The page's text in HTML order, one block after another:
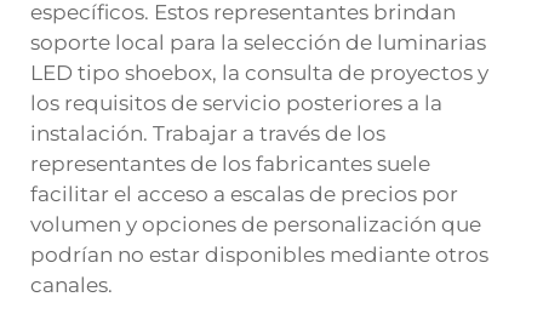
específicos. Estos representantes brindan
soporte local para la selección de luminarias
LED tipo shoebox, la consulta de proyectos y
los requisitos de servicio posteriores a la
instalación. Trabajar a través de los
representantes de los fabricantes suele
facilitar el acceso a escalas de precios por
volumen y opciones de personalización que
podrían no estar disponibles mediante otros
canales.